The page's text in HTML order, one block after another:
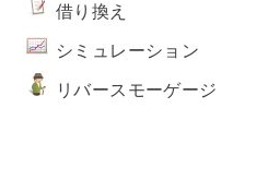
借り換え
シミュレーション
リバースモーゲージ